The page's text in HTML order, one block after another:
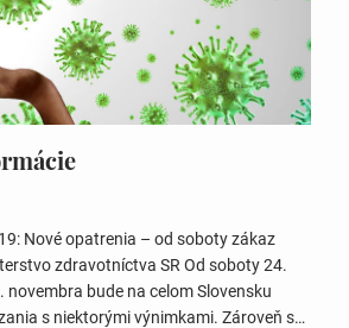
Nové opatrenia – od soboty zákaz
zdravotníctva SR Od soboty 24.
novembra bude na celom Slovensku
s niektorými výnimkami. Zároveň sa